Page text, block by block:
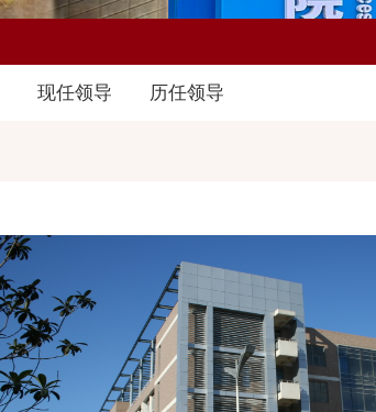
现任领导 历任领导